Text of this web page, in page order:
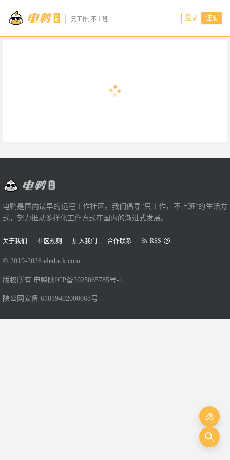
只工作, 不上班 登录 注册
电鸭是国内最早的远程工作社区。我们倡导“只工作，不上班”的生活方
式，努力推动多样化工作方式在国内的渐进式发展。
关于我们 社区规则 加入我们 合作联系 RSS
© 2019-2026 eleduck.com
版权所有 电鸭 陕ICP备2025065785号-1
陕公网安备 61019402000068号